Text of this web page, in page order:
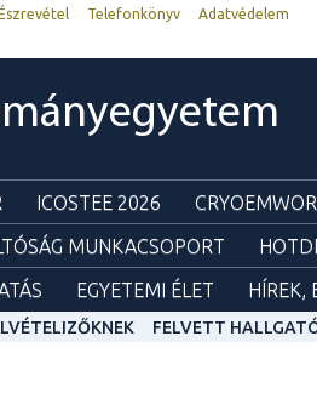
Telefonkönyv
Adatvédelem
ICOSTEE 2026
MUNKACSOPORT
EGYETEMI ÉLET HÍREK,
FELVETT